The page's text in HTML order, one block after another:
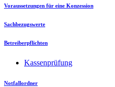
Voraussetzungen für eine Konzession
Sachbezugswerte
Betreiberpflichten
Kassenprüfung
Notfallordner